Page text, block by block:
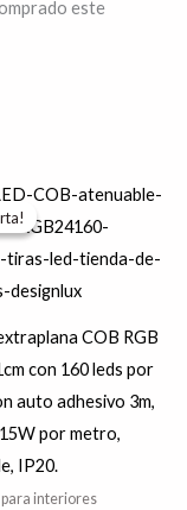
este
COB RGB
con 160 leds por
auto adhesivo 3m,
por metro,
IP20.
interiores
El
precio
original
era:
$1,927.27.
El
precio
actual
es:
$1,541.82.